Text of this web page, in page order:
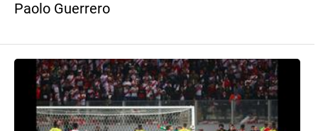
Paolo Guerrero